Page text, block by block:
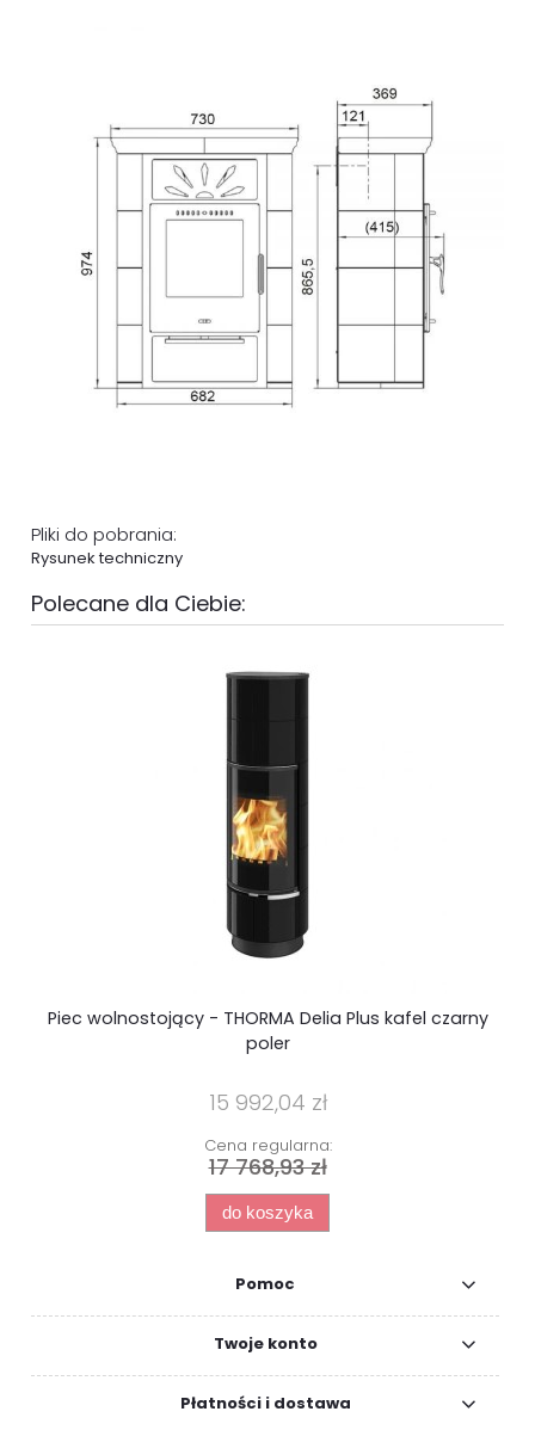
Pliki do pobrania:
Rysunek techniczny
Polecane dla Ciebie:
Piec wolnostojący - THORMA Delia Plus kafel czarny
poler
15 992,04 zł
Cena regularna:
17 768,93 zł
do koszyka
Pomoc
Twoje konto
Płatności i dostawa